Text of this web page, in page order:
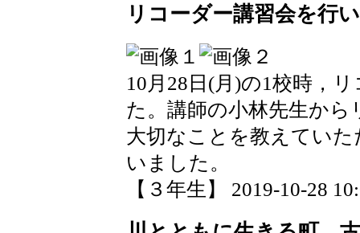
リコーダー講習会を行
10月28日(月)の1校時，
た。講師の小林先生か
大切なことを教えてい
いました。
【３年生】 2019-10-28